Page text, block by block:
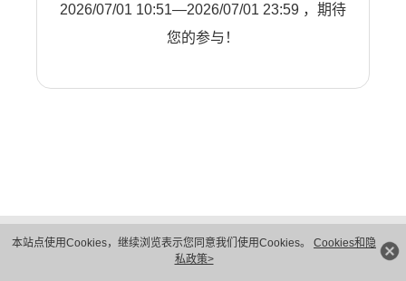
本站点使用Cookies，继续浏览表示您同意我们使用Cookies。 Cookies和隐
私政策>
2026/07/01 10:51—2026/07/01 23:59 ，期待
您的参与！
隐私保护
法律声明